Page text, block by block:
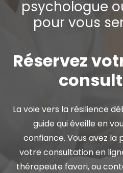
psychologue
pour vous
Réservez
La voie vers la résilience
guide qui éveille en
confiance. Vous avez la
votre consultation en
thérapeute favori, ou